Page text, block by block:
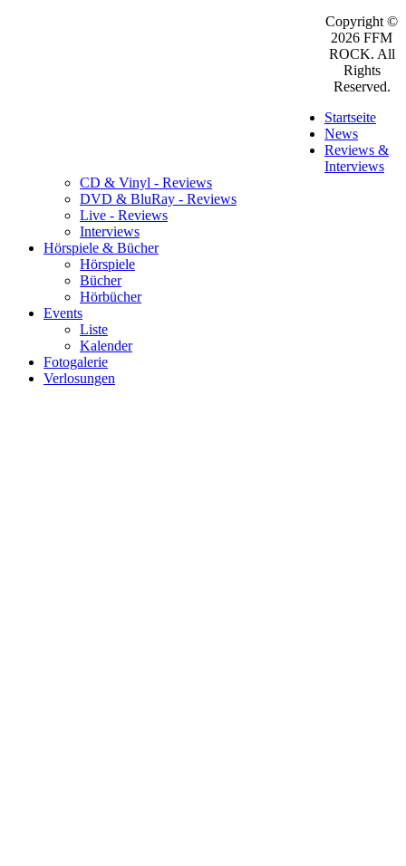
Copyright ©
2026 FFM
ROCK. All
Rights
Reserved.
Startseite
News
Reviews &
Interviews
CD & Vinyl - Reviews
DVD & BluRay - Reviews
Live - Reviews
Interviews
Hörspiele & Bücher
Hörspiele
Bücher
Hörbücher
Events
Liste
Kalender
Fotogalerie
Verlosungen